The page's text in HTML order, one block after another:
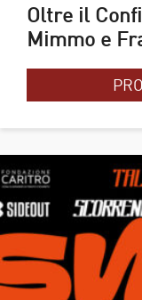
Oltre il
Mimmo e